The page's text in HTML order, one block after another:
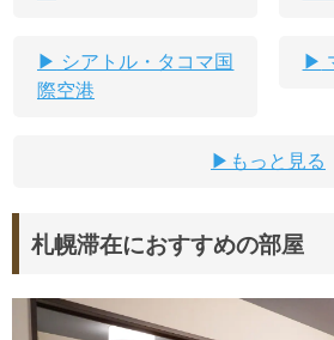
シアトル・タコマ国
際空港
もっと見る
札幌滞在におすすめの部屋